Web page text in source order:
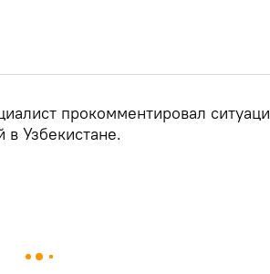
прокомментировал
в Узбекистане.